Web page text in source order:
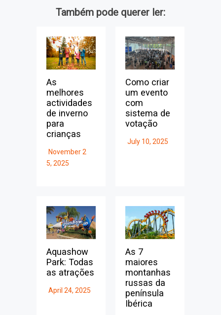
Também pode querer ler:
As
melhores
actividades
de inverno
para
crianças
November 2
5, 2025
Como criar
um evento
com
sistema de
votação
July 10, 2025
Aquashow
Park: Todas
as atrações
April 24, 2025
As 7
maiores
montanhas
russas da
península
Ibérica